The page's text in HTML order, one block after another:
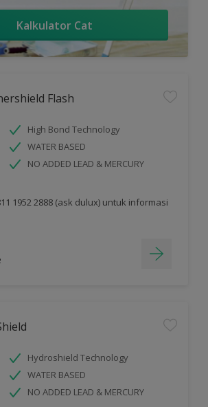
Kalkulator Cat
Flash
High Bond Technology
WATER BASED
NO ADDED LEAD & MERCURY
1952 2888 (ask dulux) untuk informasi
Hydroshield Technology
WATER BASED
NO ADDED LEAD & MERCURY